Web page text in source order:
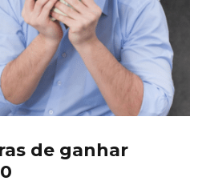
de ganhar